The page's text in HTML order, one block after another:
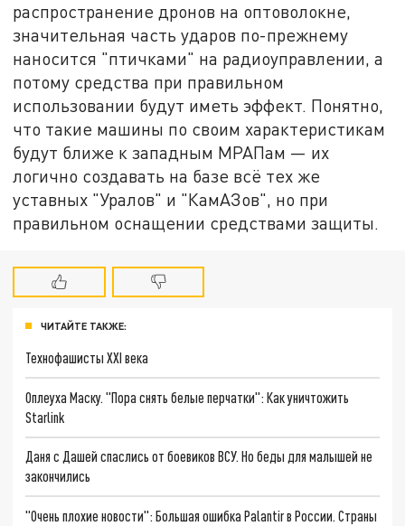
распространение дронов на оптоволокне,
значительная часть ударов по-прежнему
наносится "птичками" на радиоуправлении, а
потому средства при правильном
использовании будут иметь эффект. Понятно,
что такие машины по своим характеристикам
будут ближе к западным МРАПам — их
логично создавать на базе всё тех же
уставных "Уралов" и "КамАЗов", но при
правильном оснащении средствами защиты.
ЧИТАЙТЕ ТАКЖЕ:
Технофашисты XXI века
Оплеуха Маску. "Пора снять белые перчатки": Как уничтожить
Starlink
Даня с Дашей спаслись от боевиков ВСУ. Но беды для малышей не
закончились
"Очень плохие новости": Большая ошибка Palantir в России. Страны